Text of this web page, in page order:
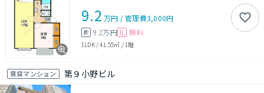
9.2 万円 /管理費3,000円
敷 9.2万円 礼 無料
1LDK/41.55㎡ / 1階
賃貸マンション 第９小野ビル